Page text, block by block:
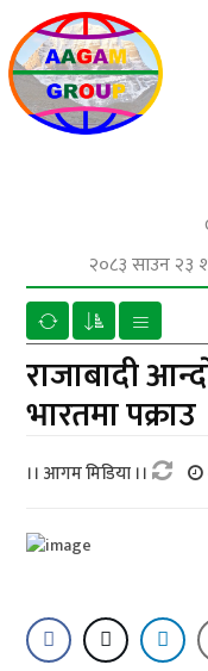
२०८३ साउन २३
राजाबादी
भारतमा पक्राउ
।। आगम मिडिया ।।